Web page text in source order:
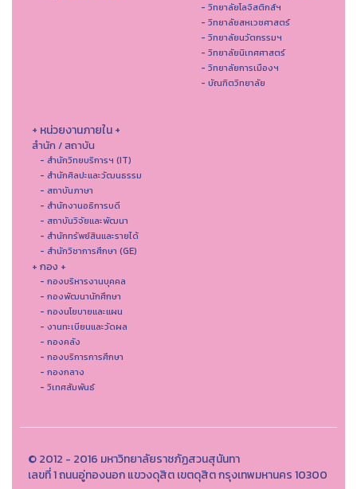
- วิทยาลัยโลจิสติกส์ฯ
- วิทยาลัยสหเวชศาสตร์
- วิทยาลัยนวัตกรรมฯ
- วิทยาลัยนิเทศศาสตร์
- วิทยาลัยการเมืองฯ
- บัณฑิตวิทยาลัย
+ หน่วยงานภายใน +
สำนัก / สถาบัน
- สำนักวิทยบริการฯ (IT)
- สํานักศิลปะและวัฒนธรรม
- สถาบันภาษา
- สำนักงานอธิการบดี
- สถาบันวิจัยและพัฒนา
- สำนักทรัพย์สินและรายได้
- สำนักวิชาการศึกษา (GE)
+ กอง +
- กองบริหารงานบุคคล
- กองพัฒนานักศึกษา
- กองนโยบายและแผน
- งานทะเบียนและวัดผล
- กองคลัง
- กองบริการการศึกษา
- กองกลาง
- วิเทศสัมพันธ์
© 2012 - 2016 มหาวิทยาลัยราชภัฏสวนสุนันทา
เลขที่ 1 ถนนอู่ทองนอก แขวงดุสิต เขตดุสิต กรุงเทพมหานคร 10300